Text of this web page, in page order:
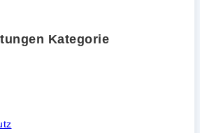
Kategorie